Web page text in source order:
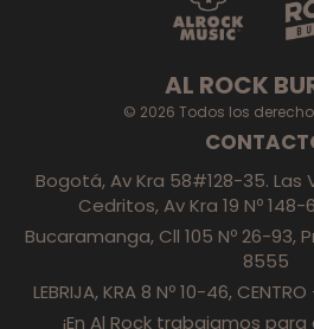
AL ROCK
© 2026 Todos los
Bogotá, Av Kra 58#128-35. Las
Cedritos, Av Kra 19 Nº
Bucaramanga, Cll 105 Nº 26-93,
8555
LEBRIJA, KRA 8 Nº 10-46,
¡En Al Rock trabajamos